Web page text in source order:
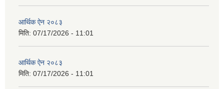
आर्थिक ऐन २०८३
मिति: 07/17/2026 - 11:01
आर्थिक ऐन २०८३
मिति: 07/17/2026 - 11:01